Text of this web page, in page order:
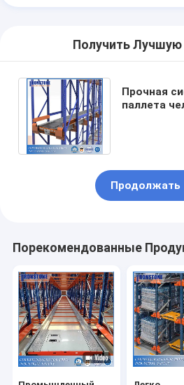
Получить
Прочная
паллета
Продолжать
Порекомендованные